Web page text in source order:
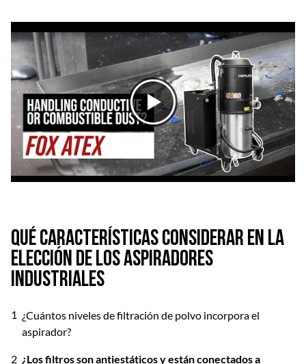
Qué características considerar en la
elección de los aspiradores
industriales
¿Cuántos niveles de filtración de polvo incorpora el
aspirador?
¿Los filtros son antiestáticos y están conectados a